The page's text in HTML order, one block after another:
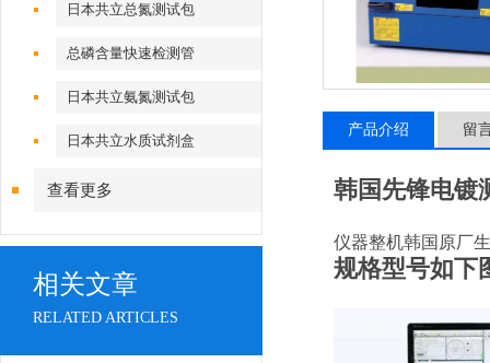
日本共立总氮测试包
总磷含量快速检测管
日本共立氨氮测试包
日本共立水质试剂盒
查看更多
相关文章
RELATED ARTICLES
产品介绍 留
韩国先锋电镀
仪器整机韩国原厂
规格型号如下